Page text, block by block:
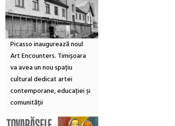
Picasso inaugurează noul
Art Encounters. Timișoara
va avea un nou spațiu
cultural dedicat artei
contemporane, educației și
comunității